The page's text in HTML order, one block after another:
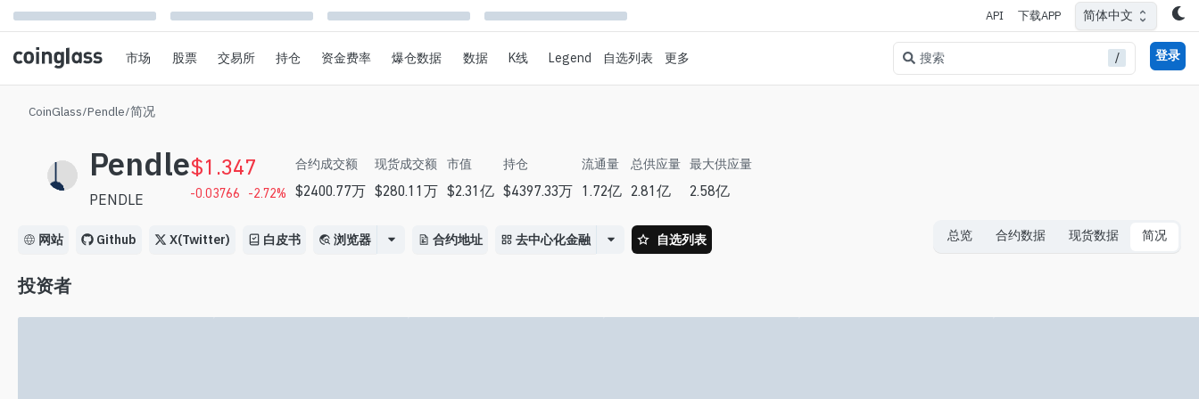
API 下载APP 简体中文
市场 股票 交易所 持仓 资金费率 爆仓数据 数据 K线 Legend 自选列表 更多 搜索 / 登录
CoinGlass/Pendle/简况
Pendle
PENDLE
$1.347
-0.03766 -2.72%
合约成交额
$2400.77万
现货成交额
$280.11万
市值
$2.31亿
持仓
$4397.33万
流通量
1.72亿
总供应量
2.81亿
最大供应量
2.58亿
网站 Github X(Twitter) 白皮书 浏览器 合约地址 去中心化金融 自选列表 总览 合约数据 现货数据 简况
投资者